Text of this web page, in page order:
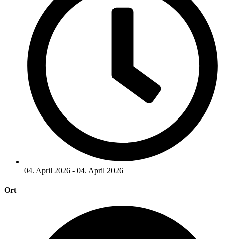
04. April 2026 - 04. April 2026
Ort